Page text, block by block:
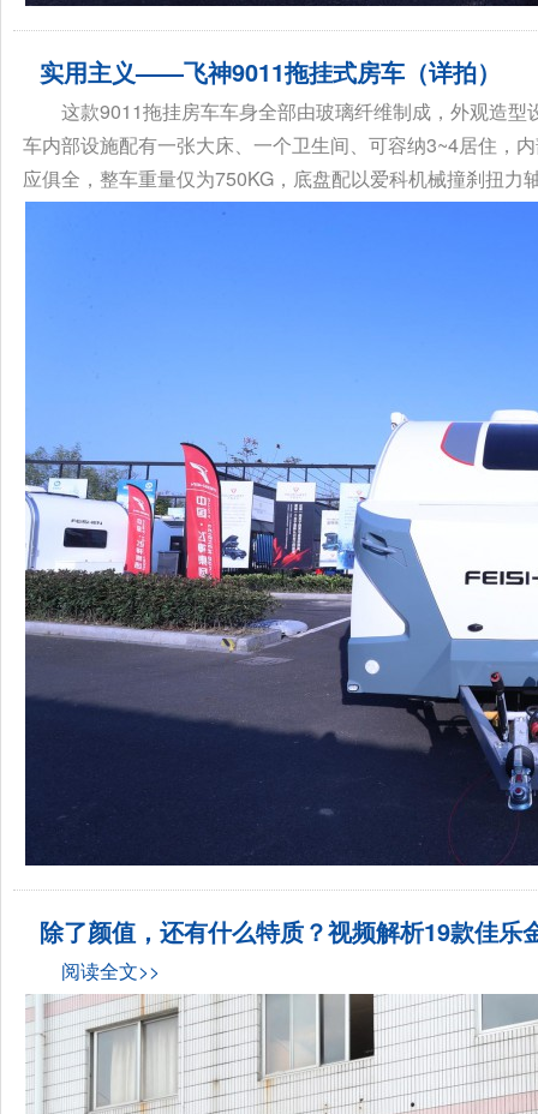
实用主义——飞神9011拖挂式房车（详拍）
这款9011拖挂房车车身全部由玻璃纤维制成，外观造
车内部设施配有一张大床、一个卫生间、可容纳3~4居住，
应俱全，整车重量仅为750KG，底盘配以爱科机械撞刹扭力
除了颜值，还有什么特质？视频解析19款佳乐
阅读全文>>